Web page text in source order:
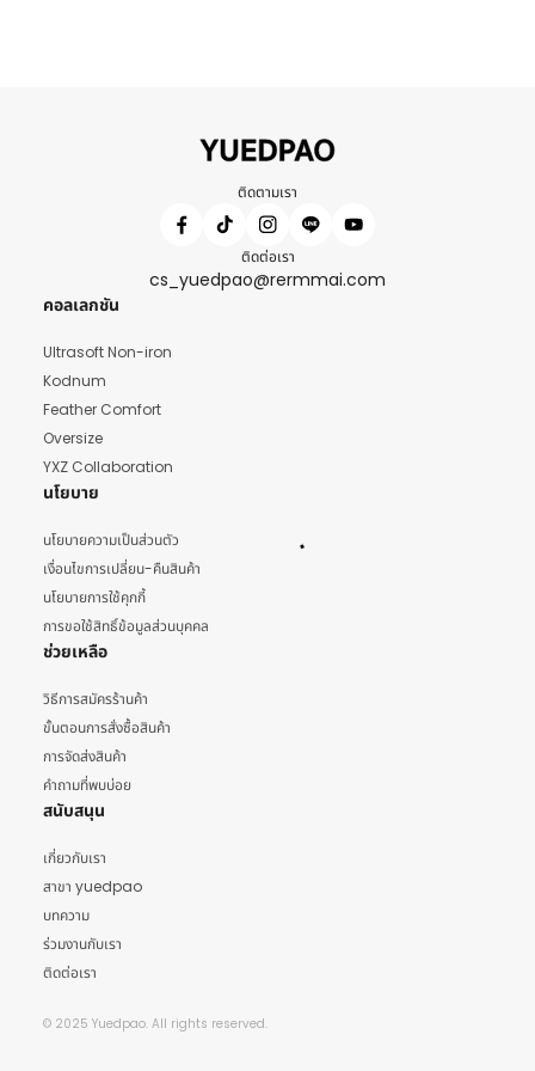
ติดตามเรา
ติดต่อเรา
cs_yuedpao@rermmai.com
คอลเลกชัน
Ultrasoft Non-iron
Kodnum
Feather Comfort
Oversize
YXZ Collaboration
นโยบาย
นโยบายความเป็นส่วนตัว
เงื่อนไขการเปลี่ยน-คืนสินค้า
นโยบายการใช้คุกกี้
การขอใช้สิทธิ์ข้อมูลส่วนบุคคล
ช่วยเหลือ
วิธีการสมัครร้านค้า
ขั้นตอนการสั่งซื้อสินค้า
การจัดส่งสินค้า
คำถามที่พบบ่อย
สนับสนุน
เกี่ยวกับเรา
สาขา yuedpao
บทความ
ร่วมงานกับเรา
ติดต่อเรา
© 2025 Yuedpao. All rights reserved.